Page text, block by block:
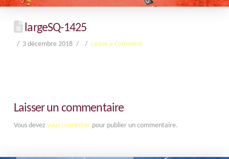
largeSQ-1425
3 décembre 2018 Leave a Comment
Laisser un commentaire
Vous devez vous connecterpour publier un commentaire.